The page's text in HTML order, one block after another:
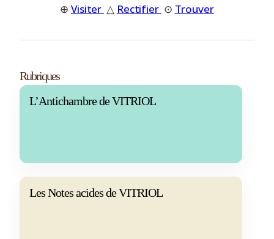
⊕ Visiter △ Rectifier ⊙ Trouver
Rubriques
L’Antichambre de VITRIOL
Les Notes acides de VITRIOL